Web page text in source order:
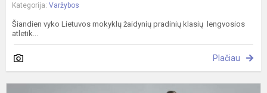
Kategorija: Varžybos
Šiandien vyko Lietuvos mokyklų žaidynių pradinių klasių lengvosios
atletik...
Plačiau